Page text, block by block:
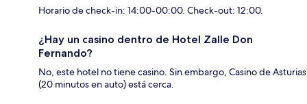
Horario de check-in: 14:00-00:00. Check-out: 12:00.
¿Hay un casino dentro de Hotel Zalle Don
Fernando?
No, este hotel no tiene casino. Sin embargo, Casino de Asturias
(20 minutos en auto) está cerca.